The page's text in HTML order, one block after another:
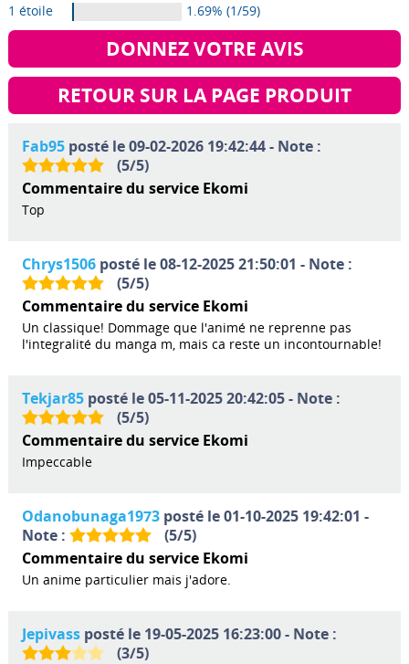
1 étoile
1.69% (1/59)
DONNEZ VOTRE AVIS
RETOUR SUR LA PAGE PRODUIT
Fab95posté le 09-02-2026 19:42:44 - Note :
(5/5)
Commentaire du service Ekomi
Top
Chrys1506posté le 08-12-2025 21:50:01 - Note :
(5/5)
Commentaire du service Ekomi
Un classique! Dommage que l'animé ne reprenne pas
l'integralité du manga m, mais ca reste un incontournable!
Tekjar85posté le 05-11-2025 20:42:05 - Note :
(5/5)
Commentaire du service Ekomi
Impeccable
Odanobunaga1973posté le 01-10-2025 19:42:01 -
Note :
(5/5)
Commentaire du service Ekomi
Un anime particulier mais j'adore.
Jepivassposté le 19-05-2025 16:23:00 - Note :
(3/5)